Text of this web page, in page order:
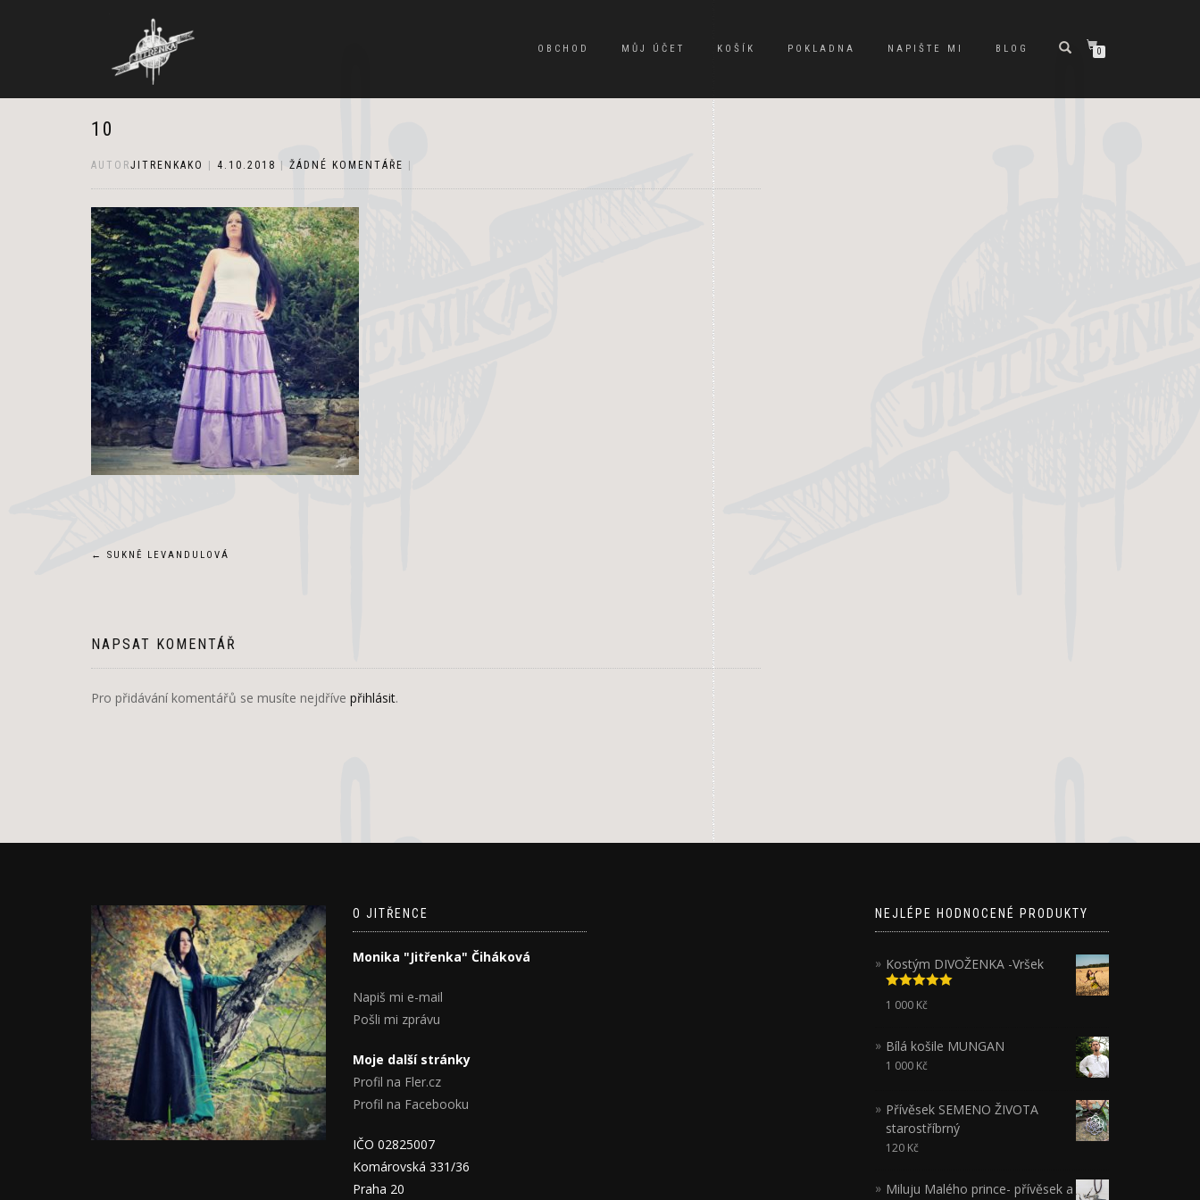
OBCHOD MŮJ ÚČET KOŠÍK POKLADNA NAPIŠTE MI BLOG 0
10
AUTORJITRENKAKO 4.10.2018 ŽÁDNÉ KOMENTÁŘE
Navigace
příspěvek
← SUKNĚ LEVANDULOVÁ
NAPSAT KOMENTÁŘ
Pro přidávání komentářů se musíte nejdříve přihlásit.
O JITŘENCE
Monika "Jitřenka" Čiháková
Napiš mi e-mail
Pošli mi zprávu
Moje další stránky
Profil na Fler.cz
Profil na Facebooku
IČO 02825007
Komárovská 331/36
Praha 20
NEJLÉPE HODNOCENÉ PRODUKTY
Kostým DIVOŽENKA -Vršek
Hodnocení
5.00z 5
1 000 Kč
Bílá košile MUNGAN
1 000 Kč
Přívěsek SEMENO ŽIVOTA
starostříbrný
120 Kč
Miluju Malého prince- přívěsek a